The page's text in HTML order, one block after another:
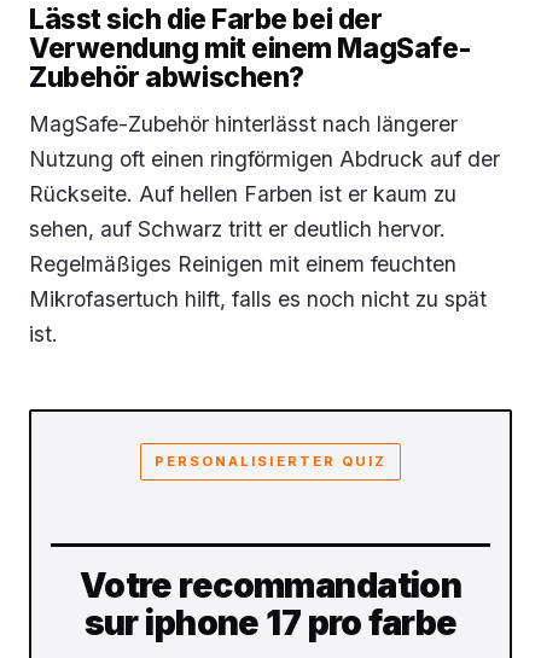
Lässt sich die Farbe bei der
Verwendung mit einem MagSafe-
Zubehör abwischen?
MagSafe-Zubehör hinterlässt nach längerer
Nutzung oft einen ringförmigen Abdruck auf der
Rückseite. Auf hellen Farben ist er kaum zu
sehen, auf Schwarz tritt er deutlich hervor.
Regelmäßiges Reinigen mit einem feuchten
Mikrofasertuch hilft, falls es noch nicht zu spät
ist.
PERSONALISIERTER QUIZ
Votre recommandation
sur iphone 17 pro farbe